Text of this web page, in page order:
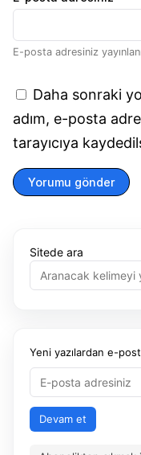
E-posta adresiniz
Daha sonraki
adım, e-posta
tarayıcıya
Yorumu gönder
Sitede ara
Yeni yazılardan e-
Devam et